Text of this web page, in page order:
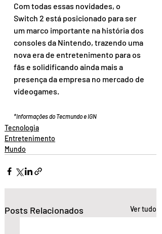
Com todas essas novidades, o
Switch 2 está posicionado para ser
um marco importante na história dos
consoles da Nintendo, trazendo uma
nova era de entretenimento para os
fãs e solidificando ainda mais a
presença da empresa no mercado de
videogames.
*Informações do Tecmundo e IGN
Tecnologia
Entretenimento
Mundo
Posts Relacionados Ver tudo